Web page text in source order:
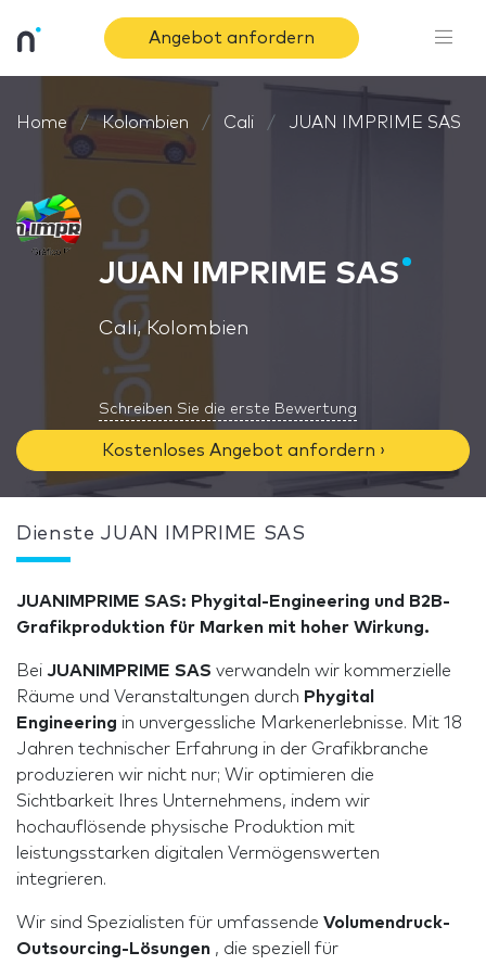
Angebot anfordern
Home Kolombien Cali JUAN IMPRIME SAS
JUAN IMPRIME SAS
Cali, Kolombien
Schreiben Sie die erste Bewertung
Kostenloses Angebot anfordern ›
Dienste JUAN IMPRIME SAS
JUANIMPRIME SAS: Phygital-Engineering und B2B-
Grafikproduktion für Marken mit hoher Wirkung.
Bei JUANIMPRIME SAS verwandeln wir kommerzielle
Räume und Veranstaltungen durch Phygital
Engineering in unvergessliche Markenerlebnisse. Mit 18
Jahren technischer Erfahrung in der Grafikbranche
produzieren wir nicht nur; Wir optimieren die
Sichtbarkeit Ihres Unternehmens, indem wir
hochauflösende physische Produktion mit
leistungsstarken digitalen Vermögenswerten
integrieren.
Wir sind Spezialisten für umfassende Volumendruck-
Outsourcing-Lösungen , die speziell für